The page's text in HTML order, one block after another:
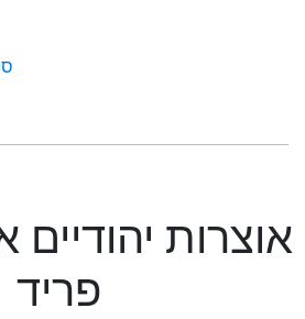
אוצרות
פריד